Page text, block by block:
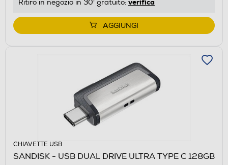
Ritiro in negozio in 30' gratuito: verifica
AGGIUNGI
CHIAVETTE USB
SANDISK - USB DUAL DRIVE ULTRA TYPE C 128GB